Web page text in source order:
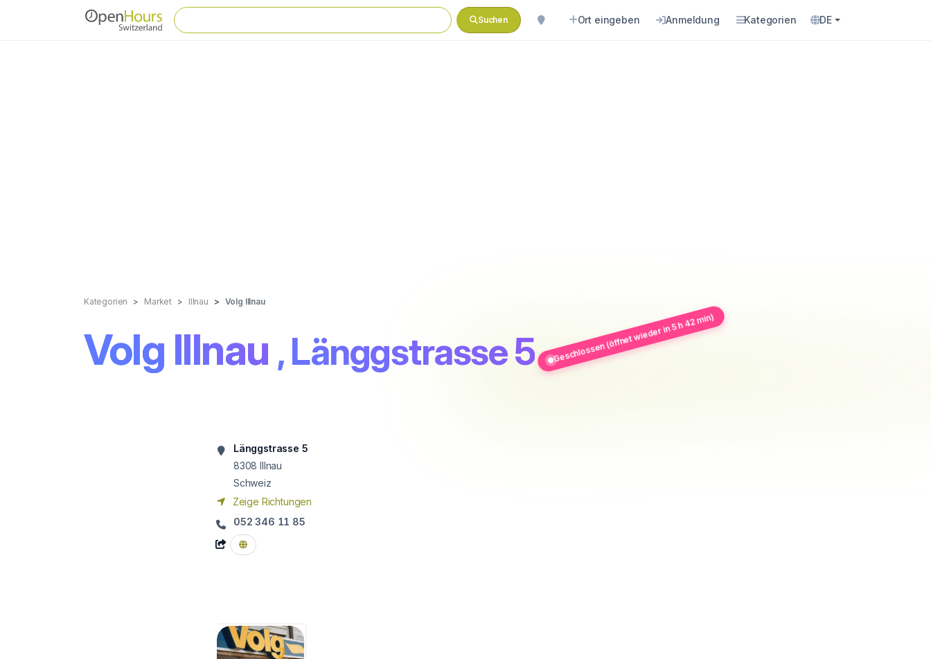
Suchen Ort eingeben Anmeldung Kategorien DE
Kategorien Market Illnau Volg Illnau
Volg Illnau , Länggstrasse 5 Geschlossen (öffnet wieder in 5 h 42 min)
Länggstrasse 5
8308 Illnau
Schweiz
Zeige Richtungen
052 346 11 85